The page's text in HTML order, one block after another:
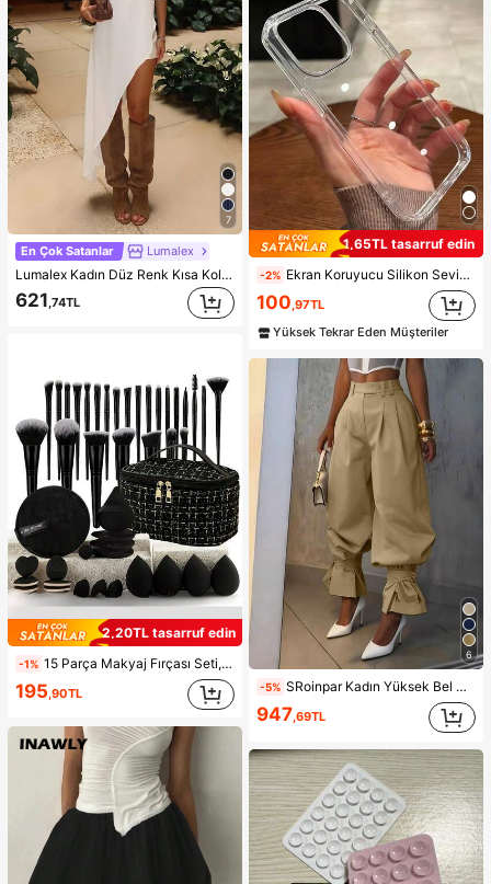
7
En Çok Satanlar Lumalex
Lumalex Kadın Düz Renk Kısa Kollu Dik Yaka Asimetrik Etekli Üst
621,74TL
2,20TL tasarruf edin
-1% 15 Parça Makyaj Fırçası Seti, Saklama Çantasıyla Birlikte, Tüm Siyah Makyaj Aletleri ve Fırçaları İçin Uygun, İnce Fırça Başlığı Tasarımı, Yumuşak Kıllar, Dünya Tatilleri İçin İdeal Hediye
195,90TL
1,65TL tasarruf edin
-2% Ekran Koruyucu Silikon Sevimli Minimalist Darbeye Dayanıklı Düz Renk Şık Yüksek Kalite Apple Şeffaf Sade Tam Gövde Parlak Telefon Kılıfı 15/15 Pro Max/15 Pro/15 Plus/11/12/13/14/16 Pro Max/XS/XR/11 Pro/11 Pro Max/12 Pro/12 Pro Max/13 Pro/13 Pro Max/7 Plus/14 Pro/14 Pro Max/14 Plus/16 Pro/16 Plus/7 Plus/8 Plus/8/SE2 ile Uyumlu Su Geçirmez Düşmeye Karşı Dayanıklı Çizilmeye Karşı Dayanıklı Doğum Günü Hediyesi Yıldönümü Profesyonel
100,97TL
Yüksek Tekrar Eden Müşteriler
6
-5% SRoinpar Kadın Yüksek Bel Parlak Kırmızı Balon Pantolon, Zarif Pileli Fırfırlı Etek Uçlu Bilek Boyu Pantolon, Günlük Bahar/Yaz Modası Zayıf Gösteren Geniş Paça Pantolon
947,69TL